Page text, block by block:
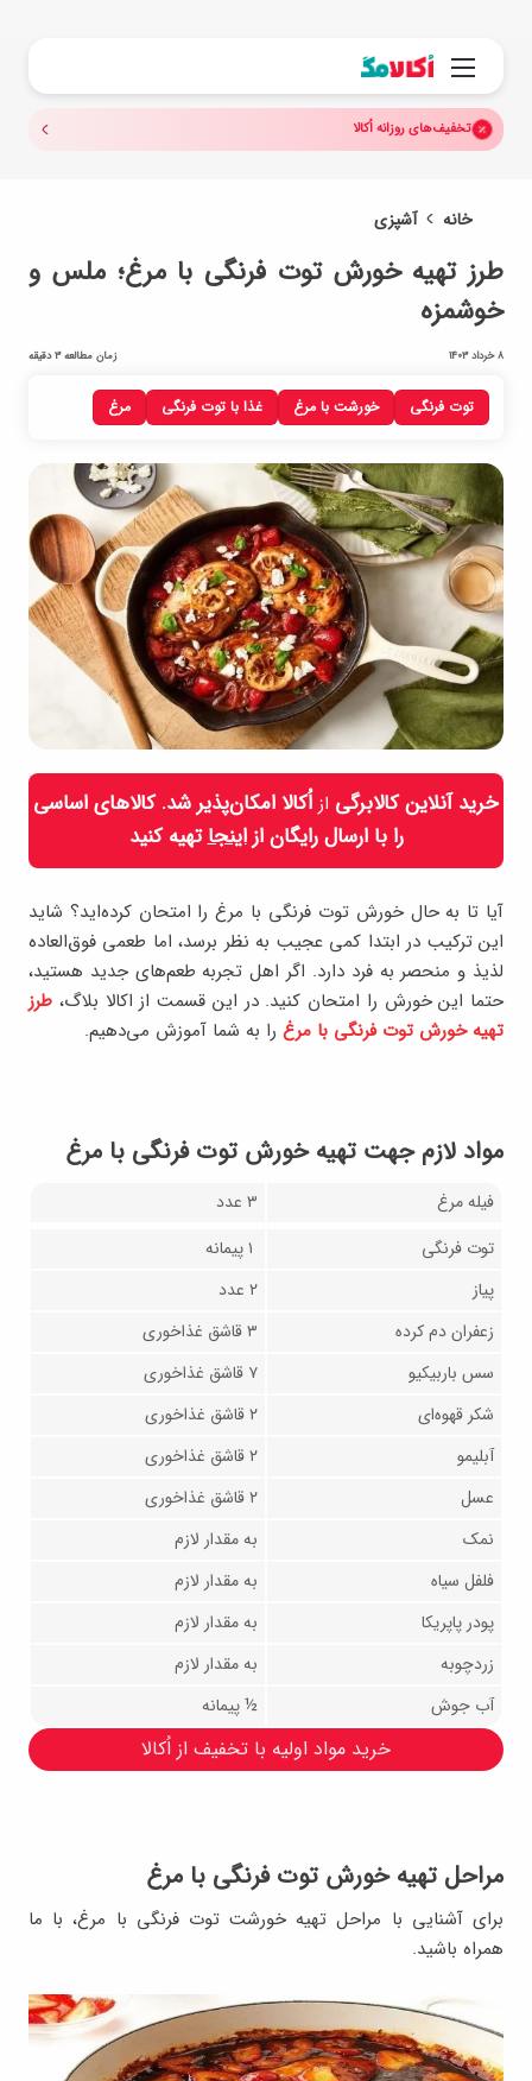
منو
تخفیف‌های روزانه اُکالا
خانه آشپزی
توت فرنگی خورشت با مرغ غذا با توت فرنگی مرغ
طرز تهیه خورش توت فرنگی با مرغ؛ ملس و
خوشمزه
8 خرداد 1403 زمان مطالعه 3 دقیقه
خرید آنلاین کالابرگی از اُکالا امکان‌پذیر شد. کالاهای اساسی
را با ارسال رایگان ازاینجاتهیه کنید
آیا تا به حال خورش توت فرنگی با مرغ را امتحان کرده‌اید؟ شاید
این ترکیب در ابتدا کمی عجیب به نظر برسد، اما طعمی فوق‌العاده
لذیذ و منحصر به فرد دارد. اگر اهل تجربه طعم‌های جدید هستید،
حتما این خورش را امتحان کنید. در این قسمت از اکالا بلاگ، طرز
تهیه خورش توت فرنگی با مرغ را به شما آموزش می‌دهیم.
مواد لازم جهت تهیه خورش توت فرنگی با مرغ
فیله مرغ
۳ عدد
توت فرنگی
پیاز
۲ عدد
زعفران دم کرده
۳ قاشق غذاخوری
سس باربیکیو
۷ قاشق غذاخوری
شکر قهوه‌ای
۲ قاشق غذاخوری
آبلیمو
۲ قاشق غذاخوری
عسل
۲ قاشق غذاخوری
نمک
به مقدار لازم
فلفل سیاه
به مقدار لازم
پودر پاپریکا
به مقدار لازم
زردچوبه
به مقدار لازم
آب جوش
½ پیمانه
خرید مواد اولیه با تخفیف از اُکالا
مراحل تهیه خورش توت فرنگی با مرغ
برای آشنایی با مراحل تهیه خورشت توت فرنگی با مرغ، با ما
همراه باشید.